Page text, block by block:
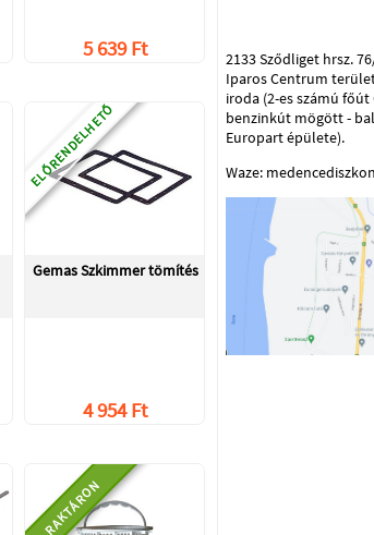
5 639 Ft
ELŐRENDELHETŐ
Gemas Szkimmer tömítés
4 954 Ft
RAKTÁRON
2133 Sződliget hrsz.
Iparos Centrum
iroda (2-es számú főút
benzinkút mögött -
Europart épülete).
Waze: